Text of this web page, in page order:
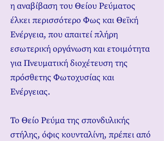
η αναβίβαση του Θείου Ρεύματος
έλκει περισσότερο Φως και Θεϊκή
Ενέργεια, που απαιτεί πλήρη
εσωτερική οργάνωση και ετοιμότητα
για Πνευματική διοχέτευση της
πρόσθετης Φωτοχυσίας και
Ενέργειας.
Το Θείο Ρεύμα της σπονδυλικής
στήλης, όφις κουνταλίνη, πρέπει από